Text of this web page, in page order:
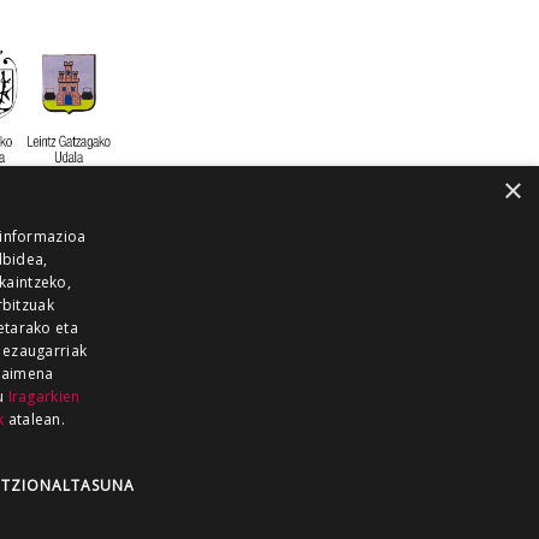
GUKA
GUKA ZUMAIA GUKA
×
eta
Iragarkien
atalean.